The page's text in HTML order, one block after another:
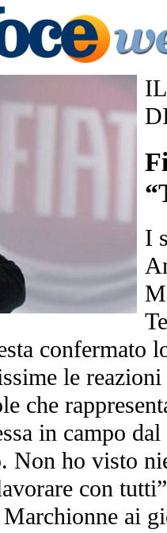
I
confermato
le
che
in campo
Non ho visto
con
ai